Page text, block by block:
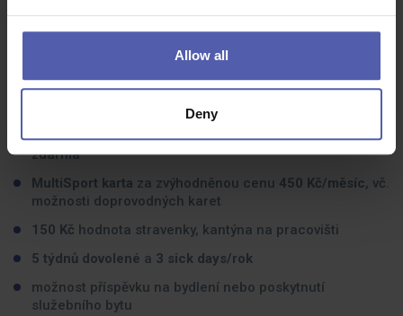
Allow all
Deny
3 000 Kč/rokpříspěvek do Cafeterie
věrnostní bonus po
letech
příspěvek na individuální rozvoj
500 Kč/rokpříspěvek na pracovní obuv, pracovní oděv
zdarma
MultiSport karta za zvýhodněnou cenu 450 Kč/měsíc, vč.
možnosti doprovodných karet
150 Kč hodnota stravenky, kantýna na pracovišti
5 týdnů dovolené a 3 sick days/rok
možnost příspěvku na bydlení nebo poskytnutí
služebního bytu